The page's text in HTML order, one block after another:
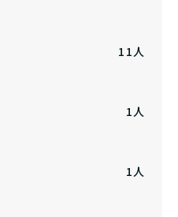
11人
1人
1人